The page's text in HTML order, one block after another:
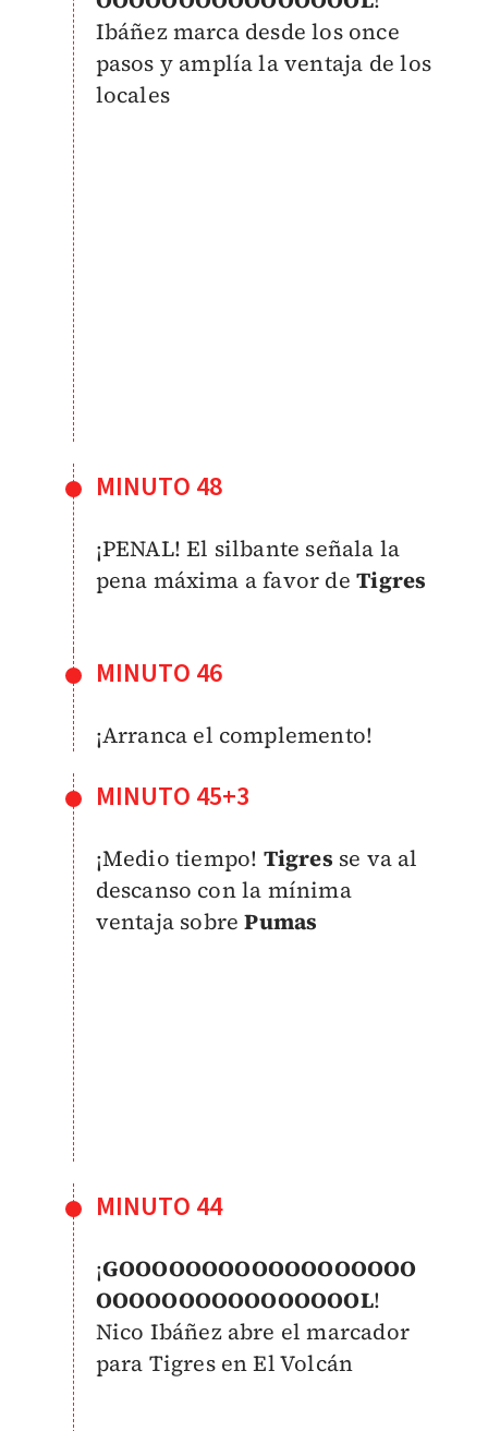
Ibáñez marca desde los once
pasos y amplía la ventaja de los
locales
MINUTO 48
¡PENAL! El silbante señala la
pena máxima a favor deTigres
MINUTO 46
¡Arranca el complemento!
MINUTO 45+3
¡Medio tiempo! Tigres se va al
descanso con la mínima
ventaja sobrePumas
MINUTO 44
¡GOOOOOOOOOOOOOOOOOO
OOOOOOOOOOOOOOOOL!
Nico Ibáñez abre el marcador
para Tigres en El Volcán